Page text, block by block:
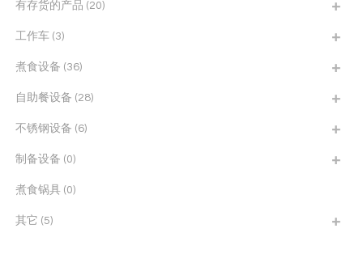
有存货的产品 (20)
工作车 (3)
煮食设备 (36)
自助餐设备 (28)
不锈钢设备 (6)
制备设备 (0)
煮食锅具 (0)
其它 (5)